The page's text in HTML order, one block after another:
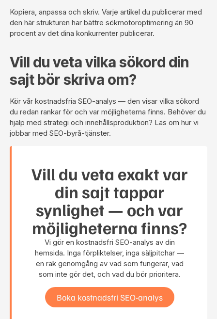
Kopiera, anpassa och skriv. Varje artikel du publicerar med
den här strukturen har bättre sökmotoroptimering än 90
procent av det dina konkurrenter publicerar.
Vill du veta vilka sökord din
sajt bör skriva om?
Kör vår kostnadsfria SEO-analys — den visar vilka sökord
du redan rankar för och var möjligheterna finns. Behöver du
hjälp med strategi och innehållsproduktion? Läs om hur vi
jobbar med SEO-byrå-tjänster.
Vill du veta exakt var
din sajt tappar
synlighet — och var
möjligheterna finns?
Vi gör en kostnadsfri SEO-analys av din
hemsida. Inga förpliktelser, inga säljpitchar —
en rak genomgång av vad som fungerar, vad
som inte gör det, och vad du bör prioritera.
Boka kostnadsfri SEO-analys